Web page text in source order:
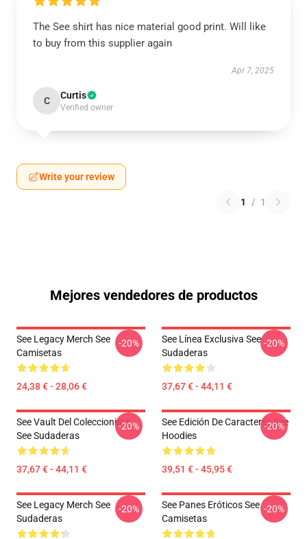
The See shirt has nice material good print. Will like
to buy from this supplier again
Apr 7, 2025
C Curtis
Verified owner
Write your review
1 / 1
Mejores vendedores de productos
See Legacy Merch See
Camisetas
24,38 € - 28,06 €
-20%
See Línea Exclusiva See
Sudaderas
37,67 € - 44,11 €
-20%
See Vault Del Coleccionista
See Sudaderas
37,67 € - 44,11 €
-20%
See Edición De Caracteres See
Hoodies
39,51 € - 45,95 €
-20%
See Legacy Merch See
Sudaderas
-20%
See Panes Eróticos See
Camisetas
-20%